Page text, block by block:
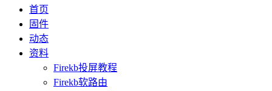
首页
固件
动态
资料
Firekb投屏教程
Firekb软路由